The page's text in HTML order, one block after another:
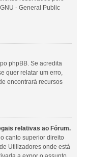
- General Public
phpBB. Se acredita
quer relatar um erro,
encontrará recursos
relativas ao Fórum.
canto superior direito
Utilizadores onde está